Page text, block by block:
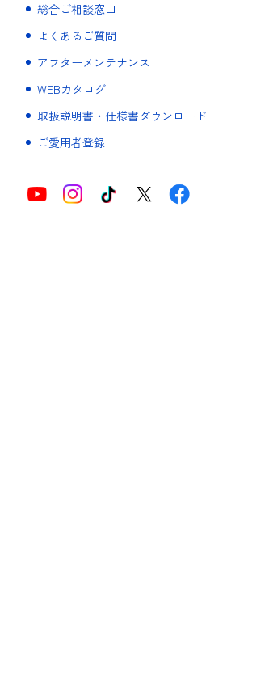
総合ご相談窓口
よくあるご質問
アフターメンテナンス
WEBカタログ
取扱説明書・仕様書ダウンロード
ご愛用者登録